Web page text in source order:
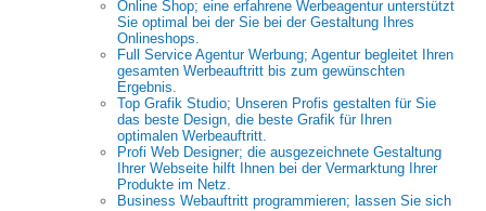
Online Shop; eine erfahrene Werbeagentur unterstützt
Sie optimal bei der Sie bei der Gestaltung Ihres
Onlineshops.
Full Service Agentur Werbung; Agentur begleitet Ihren
gesamten Werbeauftritt bis zum gewünschten
Ergebnis.
Top Grafik Studio; Unseren Profis gestalten für Sie
das beste Design, die beste Grafik für Ihren
optimalen Werbeauftritt.
Profi Web Designer; die ausgezeichnete Gestaltung
Ihrer Webseite hilft Ihnen bei der Vermarktung Ihrer
Produkte im Netz.
Business Webauftritt programmieren; lassen Sie sich